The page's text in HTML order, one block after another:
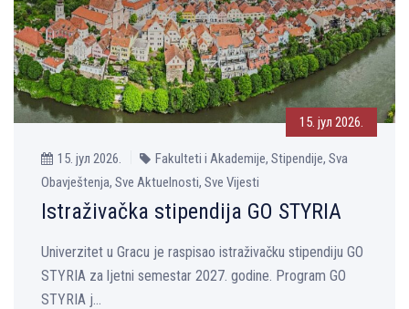
15. јул 2026.
15. јул 2026.
Fakulteti i Akademije, Stipendije, Sva
Obavještenja, Sve Aktuelnosti, Sve Vijesti
Istraživačka stipendija GO STYRIA
Univerzitet u Gracu je raspisao istraživačku stipendiju GO
STYRIA za ljetni semestar 2027. godine. Program GO
STYRIA j...